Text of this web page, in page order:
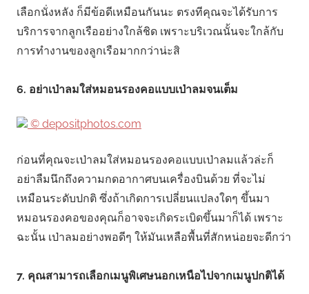
เลือกนั่งหลัง ก็มีข้อดีเหมือนกันนะ ตรงทีคุณจะได้รับการ
บริการจากลูกเรืออย่างใกล้ชิด เพราะบริเวณนั้นจะใกล้กับ
การทำงานของลูกเรือมากกว่าน่ะสิ
6. อย่าเป่าลมใส่หมอนรองคอแบบเป่าลมจนเต็ม
© depositphotos.com
ก่อนที่คุณจะเป่าลมใส่หมอนรองคอแบบเป่าลมแล้วล่ะก็
อย่าลืมนึกถึงความกดอากาศบนเครื่องบินด้วย ที่จะไม่
เหมือนระดับปกติ ซึ่งถ้าเกิดการเปลี่ยนแปลงใดๆ ขึ้นมา
หมอนรองคอของคุณก็อาจจะเกิดระเบิดขึ้นมาก็ได้ เพราะ
ฉะนั้น เป่าลมอย่างพอดีๆ ให้มันเหลือพื้นที่สักหน่อยจะดีกว่า
7. คุณสามารถเลือกเมนูพิเศษนอกเหนือไปจากเมนูปกติได้